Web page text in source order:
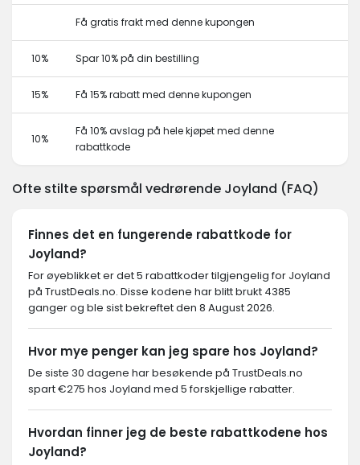
Få gratis frakt med denne kupongen
10% Spar 10% på din bestilling
15% Få 15% rabatt med denne kupongen
10%
Få 10% avslag på hele kjøpet med denne
rabattkode
Ofte stilte spørsmål vedrørende Joyland (FAQ)
Finnes det en fungerende rabattkode for
Joyland?
For øyeblikket er det 5 rabattkoder tilgjengelig for Joyland
på TrustDeals.no. Disse kodene har blitt brukt 4385
ganger og ble sist bekreftet den 8 August 2026.
Hvor mye penger kan jeg spare hos Joyland?
De siste 30 dagene har besøkende på TrustDeals.no
spart €275 hos Joyland med 5 forskjellige rabatter.
Hvordan finner jeg de beste rabattkodene hos
Joyland?